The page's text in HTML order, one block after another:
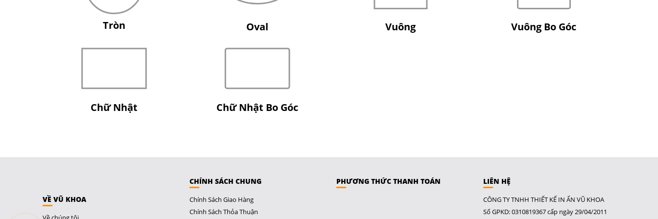
Tròn Oval Vuông Vuông Bo Góc
Chữ Nhật Chữ Nhật Bo Góc
VỀ VŨ KHOA
CHÍNH SÁCH CHUNG
Chính Sách Giao Hàng
Chính Sách Thỏa Thuận
PHƯƠNG THỨC THANH TOÁN LIÊN HỆ
CÔNG TY TNHH THIẾT KẾ IN ẤN VŨ KHOA
Số GPKD: 0310819367 cấp ngày 29/04/2011